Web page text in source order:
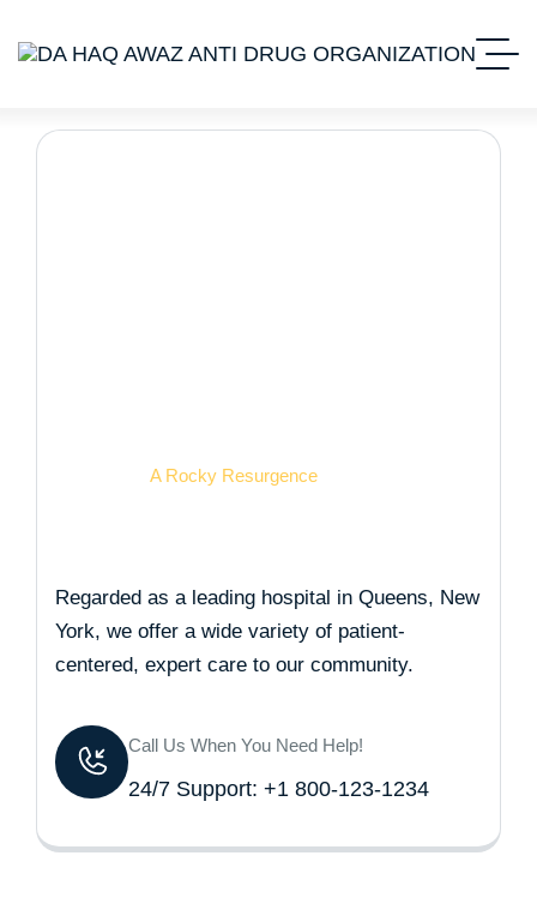
A Rocky Resurgence
Regarded as a leading hospital in Queens, New
York, we offer a wide variety of patient-
centered, expert care to our community.
Call Us When You Need Help!
24/7 Support: +1 800-123-1234